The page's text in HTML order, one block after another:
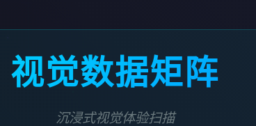
视觉数据矩阵
沉浸式视觉体验扫描